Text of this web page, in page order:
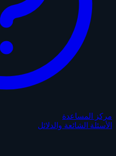
مركز المساعدة
الأسئلة الشائعة والدلائل